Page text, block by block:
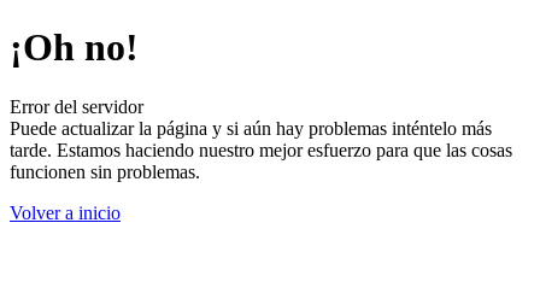
¡Oh no!
Error del servidor
Puede actualizar la página y si aún hay problemas inténtelo más
tarde. Estamos haciendo nuestro mejor esfuerzo para que las cosas
funcionen sin problemas.
Volver a inicio